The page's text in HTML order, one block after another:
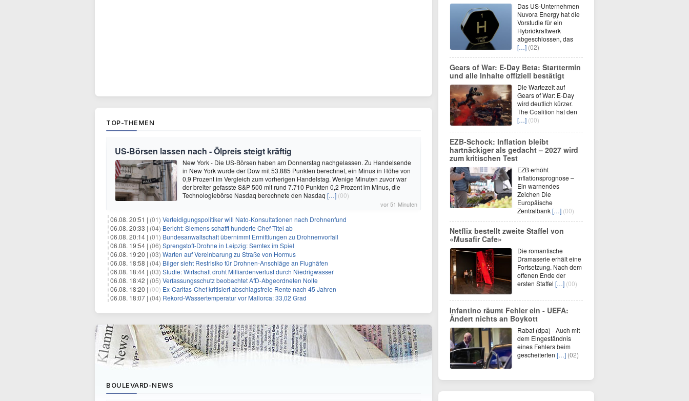
TOP-THEMEN
US-Börsen lassen nach - Ölpreis steigt kräftig
New York - Die US-Börsen haben am Donnerstag nachgelassen. Zu Handelsende
in New York wurde der Dow mit 53.885 Punkten berechnet, ein Minus in Höhe von
0,9 Prozent im Vergleich zum vorherigen Handelstag. Wenige Minuten zuvor war
der breiter gefasste S&P 500 mit rund 7.710 Punkten 0,2 Prozent im Minus, die
Technologiebörse Nasdaq berechnete den Nasdaq […] (00)
vor 51 Minuten
06.08. 20:51 | (01) Verteidigungspolitiker will Nato-Konsultationen nach Drohnenfund
06.08. 20:33 | (04) Bericht: Siemens schafft hunderte Chef-Titel ab
06.08. 20:14 | (01) Bundesanwaltschaft übernimmt Ermittlungen zu Drohnenvorfall
06.08. 19:54 | (06) Sprengstoff-Drohne in Leipzig: Semtex im Spiel
06.08. 19:20 | (03) Warten auf Vereinbarung zu Straße von Hormus
06.08. 18:58 | (04) Bilger sieht Restrisiko für Drohnen-Anschläge an Flughäfen
06.08. 18:44 | (03) Studie: Wirtschaft droht Milliardenverlust durch Niedrigwasser
06.08. 18:42 | (05) Verfassungsschutz beobachtet AfD-Abgeordneten Nolte
06.08. 18:20 | (00) Ex-Caritas-Chef kritisiert abschlagsfreie Rente nach 45 Jahren
06.08. 18:07 | (04) Rekord-Wassertemperatur vor Mallorca: 33,02 Grad
BOULEVARD-NEWS
Das US-Unternehmen
Nuvora Energy hat die
Vorstudie für ein
Hybridkraftwerk
abgeschlossen, das
[…] (02)
Gears of War: E-Day Beta: Starttermin
und alle Inhalte offiziell bestätigt
Die Wartezeit auf
Gears of War: E-Day
wird deutlich kürzer.
The Coalition hat den
[…] (00)
EZB-Schock: Inflation bleibt
hartnäckiger als gedacht – 2027 wird
zum kritischen Test
EZB erhöht
Inflationsprognose –
Ein warnendes
Zeichen Die
Europäische
Zentralbank[…] (00)
Netflix bestellt zweite Staffel von
«Musafir Cafe»
Die romantische
Dramaserie erhält eine
Fortsetzung. Nach dem
offenen Ende der
ersten Staffel […] (00)
Infantino räumt Fehler ein - UEFA:
Ändert nichts an Boykott
Rabat (dpa) - Auch mit
dem Eingeständnis
eines Fehlers beim
gescheiterten […] (02)